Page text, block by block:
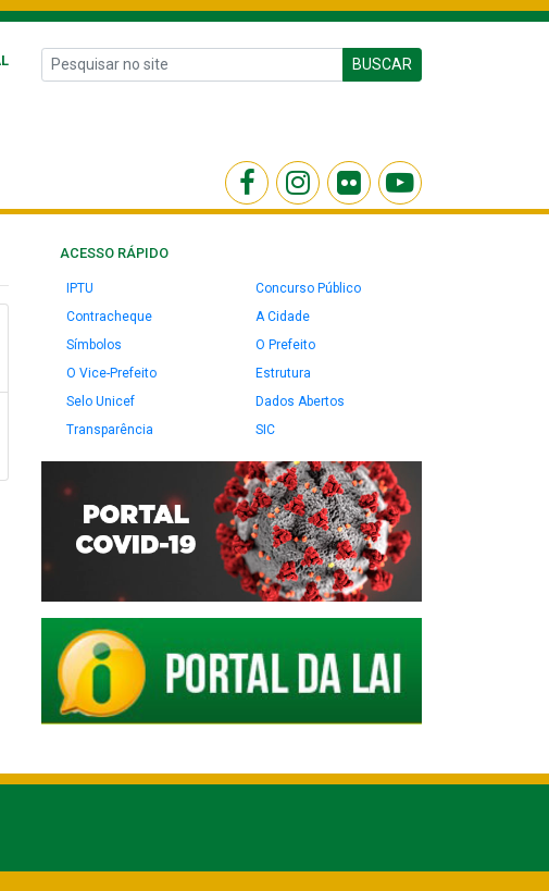
BUSCAR
ACESSO RÁPIDO
IPTU
Concurso Público
Contracheque
A Cidade
Símbolos
O Prefeito
O Vice-Prefeito
Estrutura
Selo Unicef
Dados Abertos
Transparência
SIC